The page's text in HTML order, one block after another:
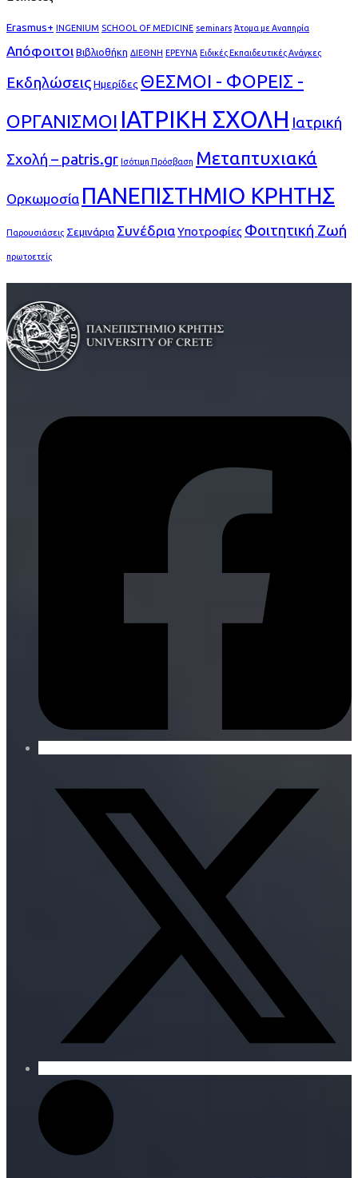
Erasmus+ INGENIUM SCHOOL OF MEDICINE seminars Άτομα με Αναπηρία
Απόφοιτοι Βιβλιοθήκη ΔΙΕΘΝΗ ΕΡΕΥΝΑ Ειδικές Εκπαιδευτικές Ανάγκες
ΕκδηλώσειςΗμερίδες ΘΕΣΜΟΙ - ΦΟΡΕΙΣ -
ΟΡΓΑΝΙΣΜΟΙ ΙΑΤΡΙΚΗ ΣΧΟΛΗ Ιατρική
Σχολή – patris.gr Ισότιμη Πρόσβαση Μεταπτυχιακά
Ορκωμοσία ΠΑΝΕΠΙΣΤΗΜΙΟ ΚΡΗΤΗΣ
Παρουσιάσεις Σεμινάρια ΣυνέδριαΥποτροφίες Φοιτητική Ζωή
πρωτοετείς